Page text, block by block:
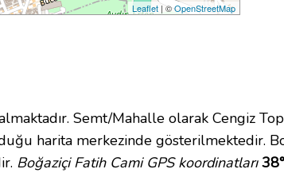
Leaflet | ©OpenStreetMap
Semt/Mahalle olarak Cengiz
harita merkezinde gösterilmektedir.
Boğaziçi Fatih Cami GPS koordinatları